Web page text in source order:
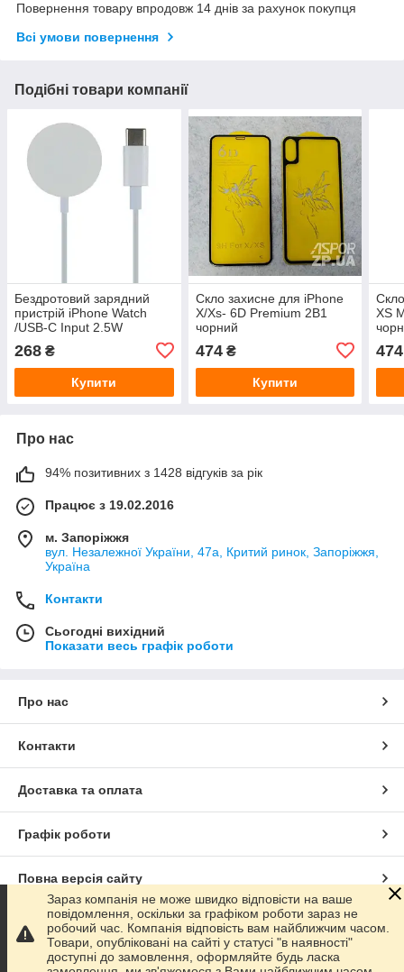
Повернення товару впродовж 14 днів за рахунок покупця
Всі умови повернення
Подібні товари компанії
Бездротовий зарядний
пристрій iPhone Watch
/USB-C Input 2.5W
268 ₴
Купити
Скло захисне для iPhone
X/Xs- 6D Premium 2В1
чорний
474₴
Купити
XS
474
Про нас
94% позитивних з 1428 відгуків за рік
Працює з 19.02.2016
м. Запоріжжя
вул. Незалежної України, 47а, Критий ринок, Запоріжжя,
Україна
Контакти
Сьогодні вихідний
Показати весь графік роботи
Про нас
Контакти
Доставка та оплата
Графік роботи
Повна версія сайту
Сайт створено на маркетплейсіProm.ua
Політика конфіденційності
Зараз компанія не може швидко відповісти на ваше
повідомлення, оскільки за графіком роботи зараз не
робочий час. Компанія відповість вам найближчим часом.
Товари, опубліковані на сайті у статусі "в наявності"
доступні до замовлення, оформляйте будь ласка